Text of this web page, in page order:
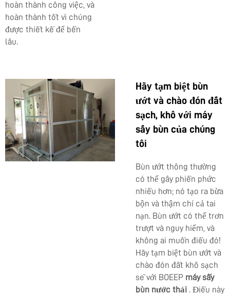
hoàn thành công việc, và
hoàn thành tốt vì chúng
được thiết kế để bền
lâu.
Hãy tạm biệt bùn
ướt và chào đón đất
sạch, khô với máy
sấy bùn của chúng
tôi
Bùn ướt thông thường
có thể gây phiền phức
nhiều hơn; nó tạo ra bừa
bộn và thậm chí cả tai
nạn. Bùn ướt có thể trơn
trượt và nguy hiểm, và
không ai muốn điều đó!
Hãy tạm biệt bùn ướt và
chào đón đất khô sạch
sẽ với BOEEP máy sấy
bùn nước thải . Điều này